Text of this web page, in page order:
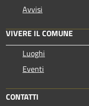
Avvisi
VIVERE IL COMUNE
Luoghi
Eventi
CONTATTI